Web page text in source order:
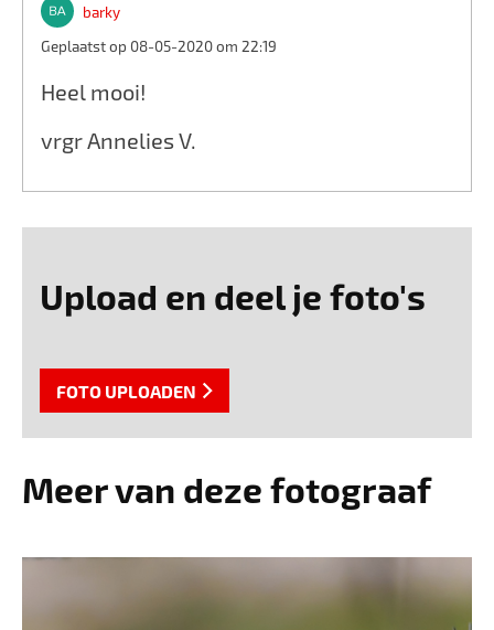
barky
Geplaatst op 08-05-2020 om 22:19
Heel mooi!
vrgr Annelies V.
Upload en deel je foto's
FOTO UPLOADEN
Meer van deze fotograaf